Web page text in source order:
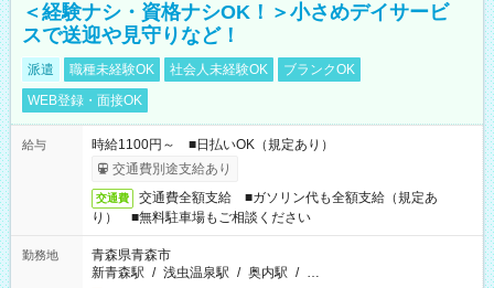
＜経験ナシ・資格ナシOK！＞小さめデイサービ
スで送迎や見守りなど！
派遣 職種未経験OK 社会人未経験OK
ブランクOK
WEB登録・面接OK
給与
時給1100円～ ■日払いOK（規定あり）
交通費別途支給あり
交通費
交通費全額支給 ■ガソリン代も全額支給（規定あ
り） ■無料駐車場もご相談ください
勤務地
青森県青森市
新青森駅 / 浅虫温泉駅 / 奥内駅 / …